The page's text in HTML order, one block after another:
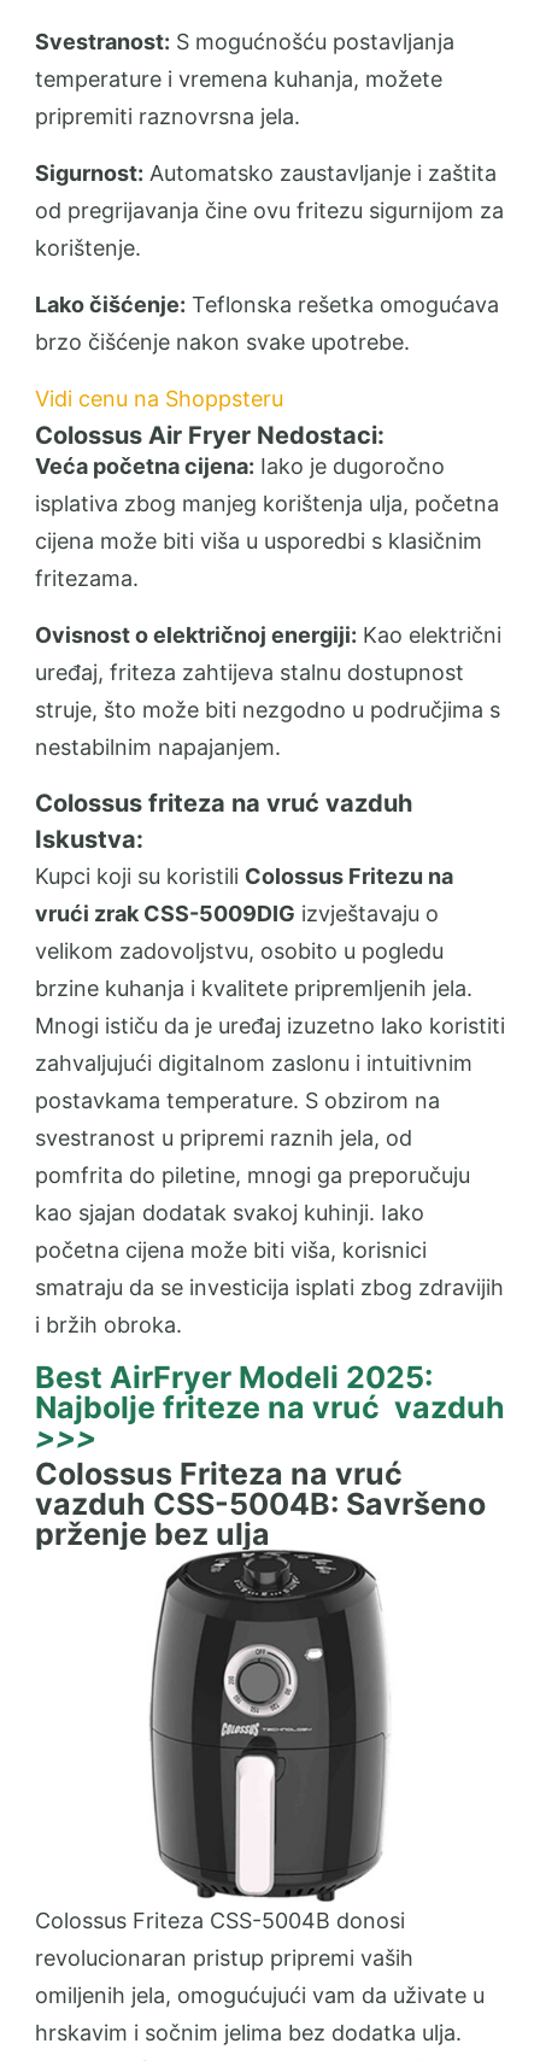
Svestranost: S mogućnošću postavljanja
temperature i vremena kuhanja, možete
pripremiti raznovrsna jela.
Sigurnost: Automatsko zaustavljanje i zaštita
od pregrijavanja čine ovu fritezu sigurnijom za
korištenje.
Lako čišćenje: Teflonska rešetka omogućava
brzo čišćenje nakon svake upotrebe.
Vidi cenu na Shoppsteru
Colossus Air Fryer Nedostaci:
Veća početna cijena: Iako je dugoročno
isplativa zbog manjeg korištenja ulja, početna
cijena može biti viša u usporedbi s klasičnim
fritezama.
Ovisnost o električnoj energiji: Kao električni
uređaj, friteza zahtijeva stalnu dostupnost
struje, što može biti nezgodno u područjima s
nestabilnim napajanjem.
Colossus friteza na vruć vazduh
Iskustva:
Kupci koji su koristili Colossus Fritezu na
vrući zrak CSS-5009DIG izvještavaju o
velikom zadovoljstvu, osobito u pogledu
brzine kuhanja i kvalitete pripremljenih jela.
Mnogi ističu da je uređaj izuzetno lako koristiti
zahvaljujući digitalnom zaslonu i intuitivnim
postavkama temperature. S obzirom na
svestranost u pripremi raznih jela, od
pomfrita do piletine, mnogi ga preporučuju
kao sjajan dodatak svakoj kuhinji. Iako
početna cijena može biti viša, korisnici
smatraju da se investicija isplati zbog zdravijih
i bržih obroka.
Best AirFryer Modeli 2025:
Najbolje friteze na vruć vazduh
>>>
Colossus Friteza na vruć
vazduh CSS-5004B: Savršeno
prženje bez ulja
Colossus Friteza CSS-5004B donosi
revolucionaran pristup pripremi vaših
omiljenih jela, omogućujući vam da uživate u
hrskavim i sočnim jelima bez dodatka ulja.